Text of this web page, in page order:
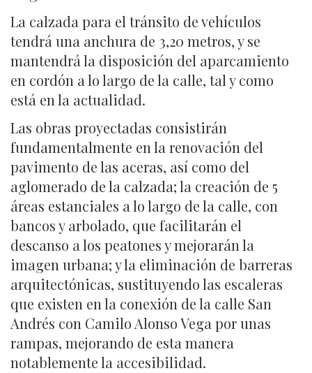
La calzada para el tránsito de vehículos
tendrá una anchura de 3,20 metros, y se
mantendrá la disposición del aparcamiento
en cordón a lo largo de la calle, tal y como
está en la actualidad.
Las obras proyectadas consistirán
fundamentalmente en la renovación del
pavimento de las aceras, así como del
aglomerado de la calzada; la creación de 5
áreas estanciales a lo largo de la calle, con
bancos y arbolado, que facilitarán el
descanso a los peatones y mejorarán la
imagen urbana; y la eliminación de barreras
arquitectónicas, sustituyendo las escaleras
que existen en la conexión de la calle San
Andrés con Camilo Alonso Vega por unas
rampas, mejorando de esta manera
notablemente la accesibilidad.